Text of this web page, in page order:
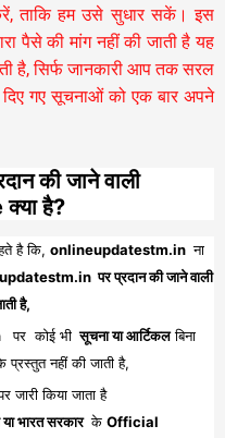
ताकि हम उसे सुधार सकें। इस
पैसे की मांग नहीं की जाती है यह
है,सिर्फ जानकारी आप तक सरल
दिए गए सूचनाओं को एक बार अपने
की जाने वाली
क्या है?
है कि, onlineupdatestm.in ना
पर प्रदान की जाने वाली
है,
पर कोई भी सूचना या आर्टिकलबिना
प्रस्तुत नहीं की जाती है,
जारी किया जाता है
भारत सरकार के Official